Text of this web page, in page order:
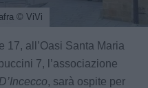
© ViVi
17, all’Oasi Santa Maria
7, l’associazione
, sarà ospite per